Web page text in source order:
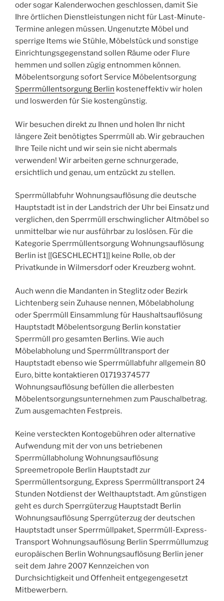
oder sogar Kalenderwochen geschlossen, damit Sie
Ihre örtlichen Dienstleistungen nicht für Last-Minute-
Termine anlegen müssen. Ungenutzte Möbel und
sperrige Items wie Stühle, Möbelstück und sonstige
Einrichtungsgegenstand sollen Räume oder Flure
hemmen und sollen zügig entnommen können.
Möbelentsorgung sofort Service Möbelentsorgung
Sperrmüllentsorgung Berlin kosteneffektiv wir holen
und loswerden für Sie kostengünstig.
Wir besuchen direkt zu Ihnen und holen Ihr nicht
längere Zeit benötigtes Sperrmüll ab. Wir gebrauchen
Ihre Teile nicht und wir sein sie nicht abermals
verwenden! Wir arbeiten gerne schnurgerade,
ersichtlich und genau, um entzückt zu stellen.
Sperrmüllabfuhr Wohnungsauflösung die deutsche
Hauptstadt ist in der Landstrich der Uhr bei Einsatz und
verglichen, den Sperrmüll erschwinglicher Altmöbel so
unmittelbar wie nur ausführbar zu loslösen. Für die
Kategorie Sperrmüllentsorgung Wohnungsauflösung
Berlin ist [[GESCHLECHT1]] keine Rolle, ob der
Privatkunde in Wilmersdorf oder Kreuzberg wohnt.
Auch wenn die Mandanten in Steglitz oder Bezirk
Lichtenberg sein Zuhause nennen, Möbelabholung
oder Sperrmüll Einsammlung für Haushaltsauflösung
Hauptstadt Möbelentsorgung Berlin konstatier
Sperrmüll pro gesamten Berlins. Wie auch
Möbelabholung und Sperrmülltransport der
Hauptstadt ebenso wie Sperrmüllabfuhr allgemein 80
Euro, bitte kontaktieren 01719374577
Wohnungsauflösung befüllen die allerbesten
Möbelentsorgungsunternehmen zum Pauschalbetrag.
Zum ausgemachten Festpreis.
Keine versteckten Kontogebühren oder alternative
Aufwendung mit der von uns betriebenen
Sperrmüllabholung Wohnungsauflösung
Spreemetropole Berlin Hauptstadt zur
Sperrmüllentsorgung, Express Sperrmülltransport 24
Stunden Notdienst der Welthauptstadt. Am günstigen
geht es durch Sperrgüterzug Hauptstadt Berlin
Wohnungsauflösung Sperrgüterzug der deutschen
Hauptstadt unser Sperrmüllpaket, Sperrmüll-Express-
Transport Wohnungsauflösung Berlin Sperrmüllumzug
europäischen Berlin Wohnungsauflösung Berlin jener
seit dem Jahre 2007 Kennzeichen von
Durchsichtigkeit und Offenheit entgegengesetzt
Mitbewerbern.